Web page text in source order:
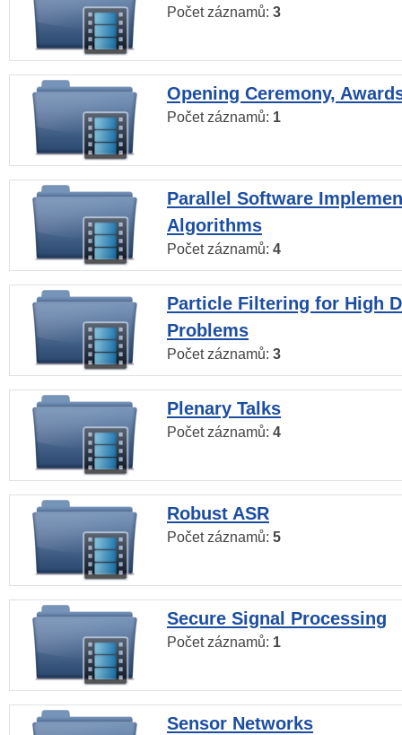
Počet záznamů: 3
Opening Ceremony,
Počet záznamů: 1
Parallel Software
Algorithms
Počet záznamů: 4
Particle Filtering for High
Problems
Počet záznamů: 3
Plenary Talks
Počet záznamů: 4
Robust ASR
Počet záznamů: 5
Secure Signal Processing
Počet záznamů: 1
Sensor Networks